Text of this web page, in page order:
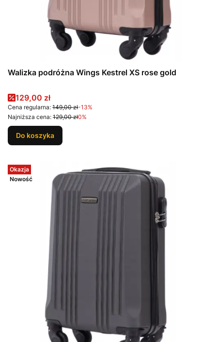
Walizka podróżna Wings Kestrel XS rose gold
Cena promocyjna
129,00 zł
Cena regularna: 149,00 zł-13%
Najniższa cena: 129,00 zł0%
Do koszyka
Okazja
Nowość